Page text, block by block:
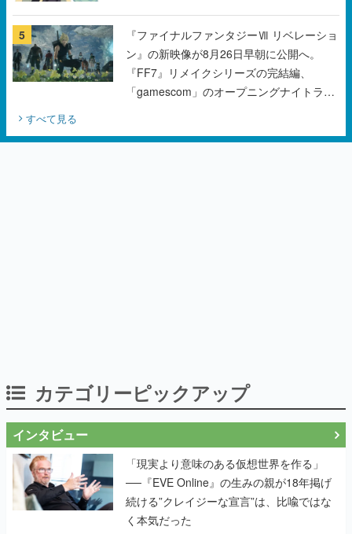
5
『ファイナルファンタジーⅦ リベレーショ
ン』の新映像が8月26日早朝に公開へ。
『FF7』リメイクシリーズの完結編、
「gamescom」のオープニングナイトライ
すべて見る
カテゴリーピックアップ
インタビュー
「現実より意味のある仮想世界を作る」
──『EVE Online』の生みの親が18年掲げ
続ける”クレイジーな宣言”は、比喩ではな
く本気だった